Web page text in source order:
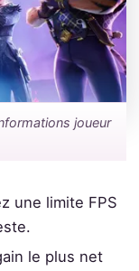
joueur
une limite FPS
le plus net